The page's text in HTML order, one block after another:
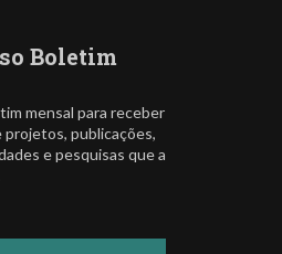
Boletim
mensal para receber
projetos, publicações,
e pesquisas que a